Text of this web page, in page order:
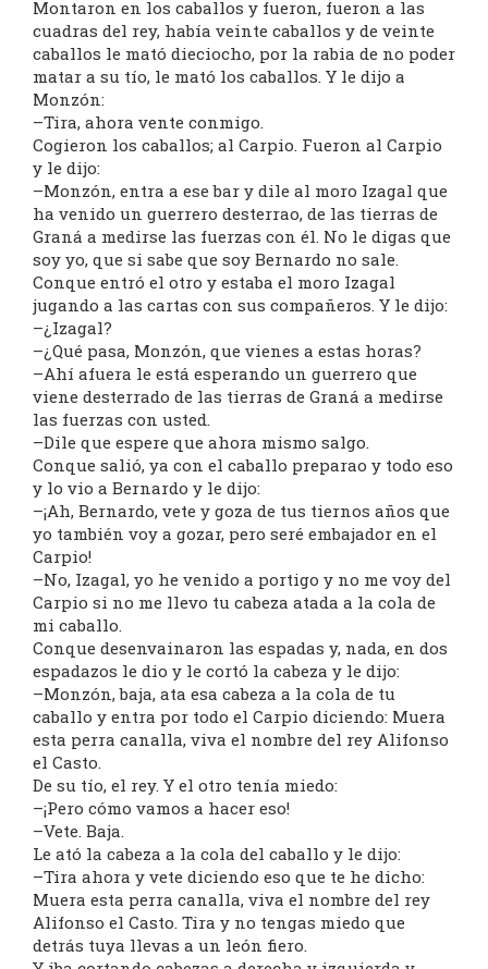
Montaron en los caballos y fueron, fueron a las
cuadras del rey, había veinte caballos y de veinte
caballos le mató dieciocho, por la rabia de no poder
matar a su tío, le mató los caballos. Y le dijo a
Monzón:
–Tira, ahora vente conmigo.
Cogieron los caballos; al Carpio. Fueron al Carpio
y le dijo:
–Monzón, entra a ese bar y dile al moro Izagal que
ha venido un guerrero desterrao, de las tierras de
Graná a medirse las fuerzas con él. No le digas que
soy yo, que si sabe que soy Bernardo no sale.
Conque entró el otro y estaba el moro Izagal
jugando a las cartas con sus compañeros. Y le dijo:
–¿Izagal?
–¿Qué pasa, Monzón, que vienes a estas horas?
–Ahí afuera le está esperando un guerrero que
viene desterrado de las tierras de Graná a medirse
las fuerzas con usted.
–Dile que espere que ahora mismo salgo.
Conque salió, ya con el caballo preparao y todo eso
y lo vio a Bernardo y le dijo:
–¡Ah, Bernardo, vete y goza de tus tiernos años que
yo también voy a gozar, pero seré embajador en el
Carpio!
–No, Izagal, yo he venido a portigo y no me voy del
Carpio si no me llevo tu cabeza atada a la cola de
mi caballo.
Conque desenvainaron las espadas y, nada, en dos
espadazos le dio y le cortó la cabeza y le dijo:
–Monzón, baja, ata esa cabeza a la cola de tu
caballo y entra por todo el Carpio diciendo: Muera
esta perra canalla, viva el nombre del rey Alifonso
el Casto.
De su tío, el rey. Y el otro tenía miedo:
–¡Pero cómo vamos a hacer eso!
–Vete. Baja.
Le ató la cabeza a la cola del caballo y le dijo:
–Tira ahora y vete diciendo eso que te he dicho:
Muera esta perra canalla, viva el nombre del rey
Alifonso el Casto. Tira y no tengas miedo que
detrás tuya llevas a un león fiero.